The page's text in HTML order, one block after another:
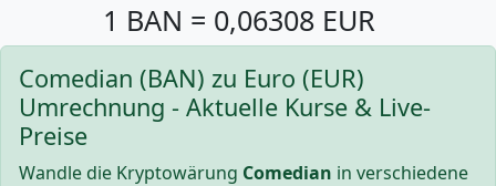
1 BAN = 0,06308 EUR
Comedian (BAN) zu Euro (EUR)
Umrechnung - Aktuelle Kurse & Live-
Preise
Wandle die Kryptowärung Comedian in verschiedene